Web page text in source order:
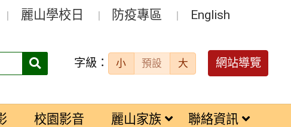
麗山學校日 防疫專區 English
搜
字級： 小 預設 大 網站導覽
校園影音 麗山家族 聯絡資訊